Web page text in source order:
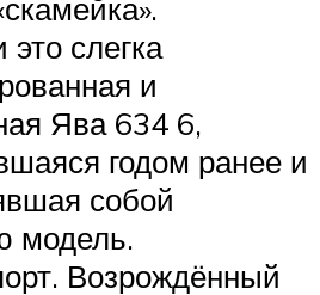
это слегка
и
Ява 634 6,
годом ранее и
собой
модель.
Возрождённый